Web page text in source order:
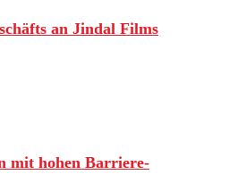
an Jindal Films
mit hohen Barriere-